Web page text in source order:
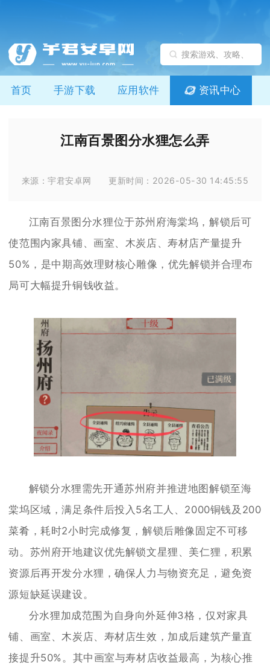
首页 手游下载 应用软件 资讯中心
江南百景图分水狸怎么弄
来源：宇君安卓网 更新时间：2026-05-30 14:45:55
江南百景图分水狸位于苏州府海棠坞，解锁后可
使范围内家具铺、画室、木炭店、寿材店产量提升
50%，是中期高效理财核心雕像，优先解锁并合理布
局可大幅提升铜钱收益。
解锁分水狸需先开通苏州府并推进地图解锁至海
棠坞区域，满足条件后投入5名工人、2000铜钱及200
菜肴，耗时2小时完成修复，解锁后雕像固定不可移
动。苏州府开地建议优先解锁文星狸、美仁狸，积累
资源后再开发分水狸，确保人力与物资充足，避免资
源短缺延误建设。
分水狸加成范围为自身向外延伸3格，仅对家具
铺、画室、木炭店、寿材店生效，加成后建筑产量直
接提升50%。其中画室与寿材店收益最高，为核心推